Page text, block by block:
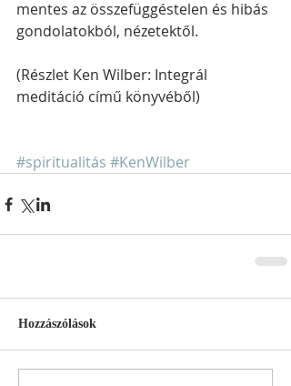
mentes az összefüggéstelen és hibás
gondolatokból, nézetektől.
(Részlet Ken Wilber: Integrál
meditáció című könyvéből)
#spiritualitás #KenWilber
Hozzászólások